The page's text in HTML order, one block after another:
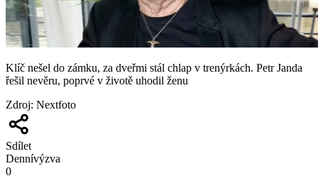
Klíč nešel do zámku, za dveřmi stál chlap v trenýrkách. Petr Janda
řešil nevěru, poprvé v životě uhodil ženu
Zdroj: Nextfoto
Sdílet
Dennívýzva
0